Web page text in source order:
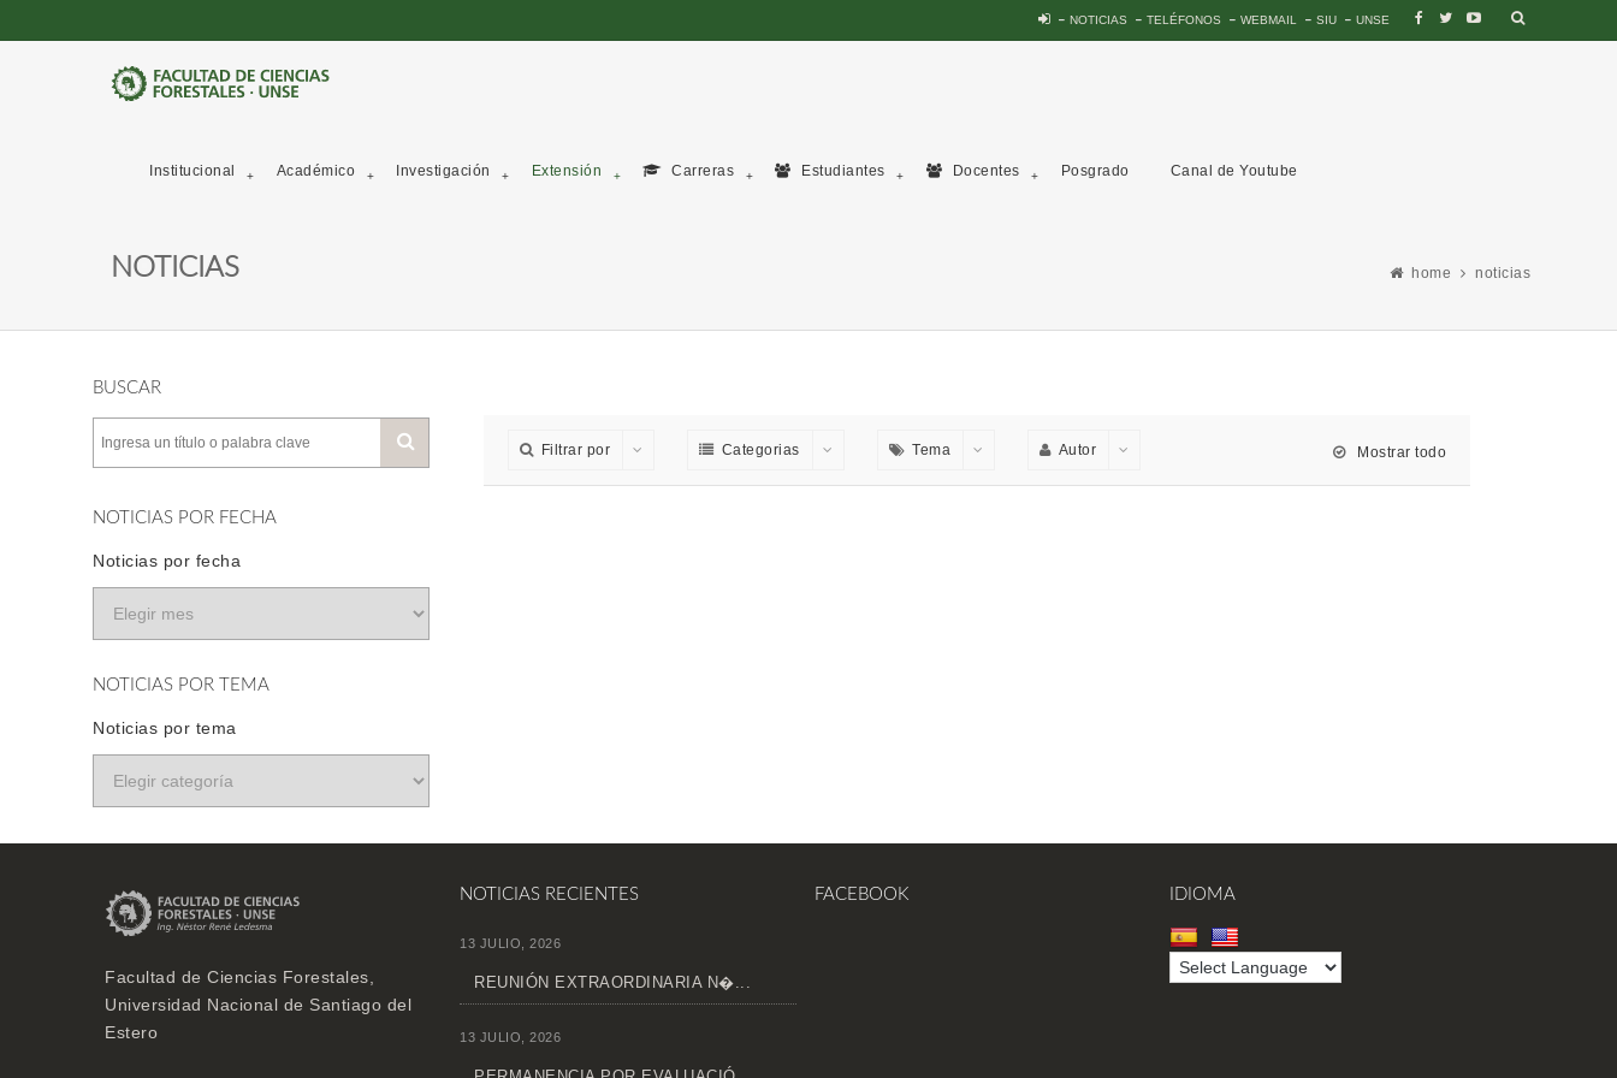
NOTICIAS TELÉFONOS WEBMAIL SIU UNSE
Institucional Académico Investigación Extensión Carreras Estudiantes Docentes Posgrado Canal de Youtube
NOTICIAS home noticias
BUSCAR
NOTICIAS POR FECHA
Noticias por fecha
NOTICIAS POR TEMA
Noticias por tema
Filtrar por Categorias Tema Autor Mostrar todo
Facultad de Ciencias Forestales,
Universidad Nacional de Santiago del
Estero
NOTICIAS RECIENTES
13 JULIO, 2026
REUNIÓN EXTRAORDINARIA N�...
13 JULIO, 2026
FACEBOOK IDIOMA